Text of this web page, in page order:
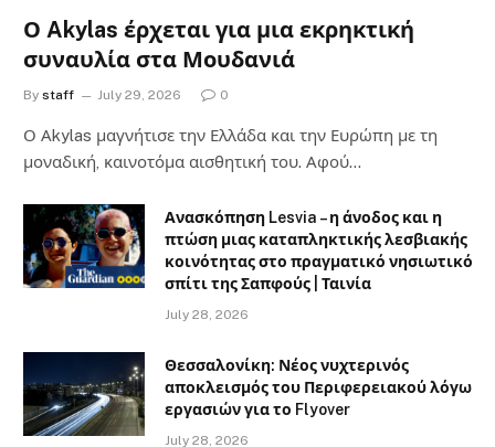
Ο Akylas έρχεται για μια εκρηκτική
συναυλία στα Μουδανιά
By staff July 29, 2026 0
Ο Αkylas μαγνήτισε την Ελλάδα και την Ευρώπη με τη
μοναδική, καινοτόμα αισθητική του. Αφού…
Ανασκόπηση Lesvia – η άνοδος και η
πτώση μιας καταπληκτικής λεσβιακής
κοινότητας στο πραγματικό νησιωτικό
σπίτι της Σαπφούς | Ταινία
July 28, 2026
Θεσσαλονίκη: Νέος νυχτερινός
αποκλεισμός του Περιφερειακού λόγω
εργασιών για το Flyover
July 28, 2026